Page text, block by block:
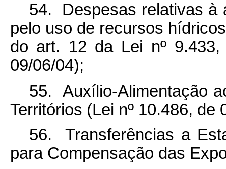
54. Despesas relativas à
pelo uso de recursos
do art. 12 da Lei nº
09/06/04);
55. Auxílio-Alimentação
Territórios (Lei nº 10.486, de
56. Transferências a
para Compensação das